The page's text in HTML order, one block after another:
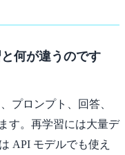
何が違うのです
プロンプト、回答、
す。再学習には大量デ
API モデルでも使え